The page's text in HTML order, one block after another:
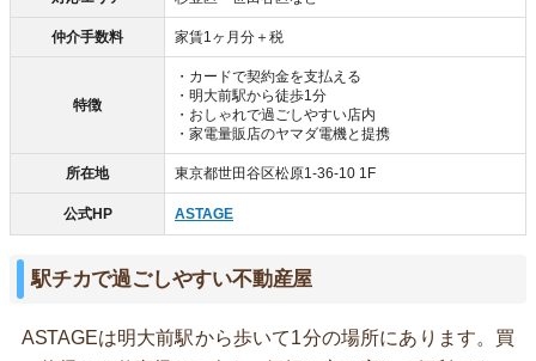
仲介手数料 家賃1ヶ月分＋税
特徴
・カードで契約金を支払える
・明大前駅から徒歩1分
・おしゃれで過ごしやすい店内
・家電量販店のヤマダ電機と提携
所在地 東京都世田谷区松原1-36-10 1F
公式HP ASTAGE
駅チカで過ごしやすい不動産屋
ASTAGEは明大前駅から歩いて1分の場所にあります。買